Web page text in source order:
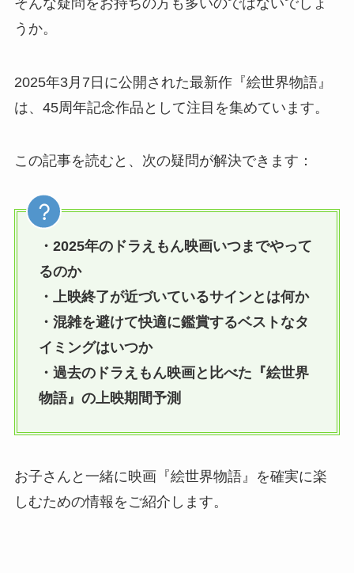
うか。
2025年3月7日に公開された最新作『絵世界物語』
は、45周年記念作品として注目を集めています。
この記事を読むと、次の疑問が解決できます：
・2025年のドラえもん映画いつまでやって
るのか
・上映終了が近づいているサインとは何か
・混雑を避けて快適に鑑賞するベストなタ
イミングはいつか
・過去のドラえもん映画と比べた『絵世界
物語』の上映期間予測
お子さんと一緒に映画『絵世界物語』を確実に楽
しむための情報をご紹介します。